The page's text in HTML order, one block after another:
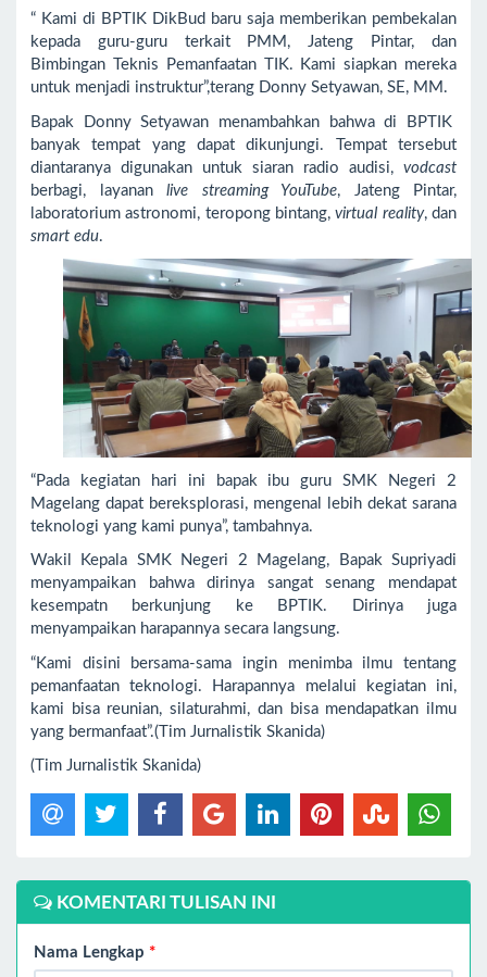
“ Kami di BPTIK DikBud baru saja memberikan pembekalan
kepada guru-guru terkait PMM, Jateng Pintar, dan
Bimbingan Teknis Pemanfaatan TIK. Kami siapkan mereka
untuk menjadi instruktur”,terang Donny Setyawan, SE, MM.
Bapak Donny Setyawan menambahkan bahwa di BPTIK
banyak tempat yang dapat dikunjungi. Tempat tersebut
diantaranya digunakan untuk siaran radio audisi, vodcast
berbagi, layanan live streaming YouTube, Jateng Pintar,
laboratorium astronomi, teropong bintang,virtual reality, dan
smart edu.
“Pada kegiatan hari ini bapak ibu guru SMK Negeri 2
Magelang dapat bereksplorasi, mengenal lebih dekat sarana
teknologi yang kami punya”, tambahnya.
Wakil Kepala SMK Negeri 2 Magelang, Bapak Supriyadi
menyampaikan bahwa dirinya sangat senang mendapat
kesempatn berkunjung ke BPTIK. Dirinya juga
menyampaikan harapannya secara langsung.
“Kami disini bersama-sama ingin menimba ilmu tentang
pemanfaatan teknologi. Harapannya melalui kegiatan ini,
kami bisa reunian, silaturahmi, dan bisa mendapatkan ilmu
yang bermanfaat”.(Tim Jurnalistik Skanida)
(Tim Jurnalistik Skanida)
KOMENTARI TULISAN INI
Nama Lengkap *